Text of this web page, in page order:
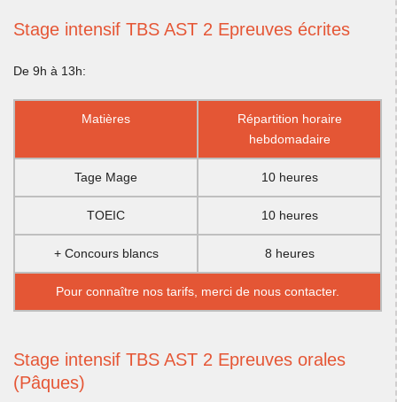
Stage intensif TBS AST 2 Epreuves écrites
De 9h à 13h:
Matières
Répartition horaire
hebdomadaire
Tage Mage 10 heures
TOEIC 10 heures
+ Concours blancs 8 heures
Pour connaître nos tarifs, merci de nous contacter.
Stage intensif TBS AST 2 Epreuves orales
(Pâques)